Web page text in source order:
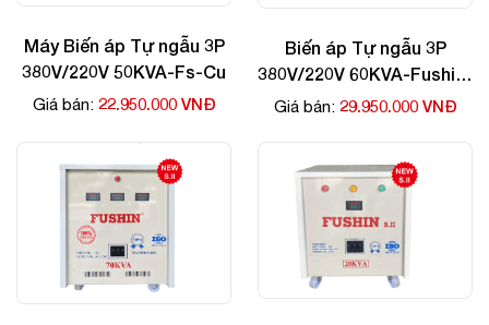
Máy Biến áp Tự ngẫu 3P
380V/220V 50KVA-Fs-Cu
Giá bán: 22.950.000 VNĐ
Biến áp Tự ngẫu 3P
380V/220V 60KVA-Fushin-
Cu
Giá bán: 29.950.000 VNĐ